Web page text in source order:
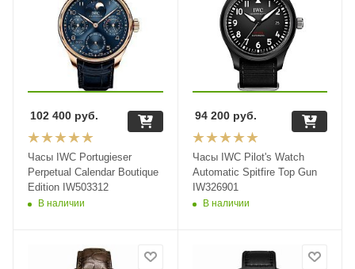
Часы IWC Portugieser
Perpetual Calendar Boutique
Edition IW503312
В наличии
102 400 руб.
Часы IWC Pilot's Watch
Automatic Spitfire Top Gun
IW326901
В наличии
94 200руб.